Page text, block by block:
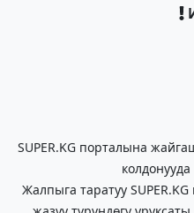
SUPER.KG порталына
колдонууда
Жалпыга таратуу